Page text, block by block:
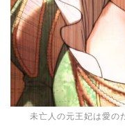
未亡人の元王妃は愛の